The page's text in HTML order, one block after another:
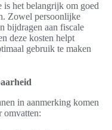
het belangrijk om goed
Zowel persoonlijke
bijdragen aan fiscale
deze kosten helpt
gebruik te maken
in aanmerking komen
omvatten: